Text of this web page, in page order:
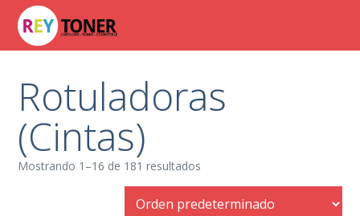
Rotuladoras
(Cintas)
Mostrando 1–16 de 181 resultados